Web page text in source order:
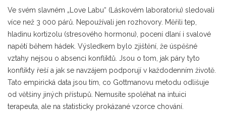
Ve svém slavném „Love Labu“ (Láskovém laboratoriu) sledovali
více než 3 000 párů. Nepoužívali jen rozhovory. Měřili tep,
hladinu kortizolu (stresového hormonu), pocení dlaní i svalové
napětí během hádek. Výsledkem bylo zjištění, že úspěšné
vztahy nejsou o absenci konfliktů. Jsou o tom, jak páry tyto
konflikty řeší a jak se navzájem podporují v každodenním životě.
Tato empirická data jsou tím, co Gottmanovu metodu odlišuje
od většiny jiných přístupů. Nemusíte spoléhat na intuici
terapeuta, ale na statisticky prokázané vzorce chování.